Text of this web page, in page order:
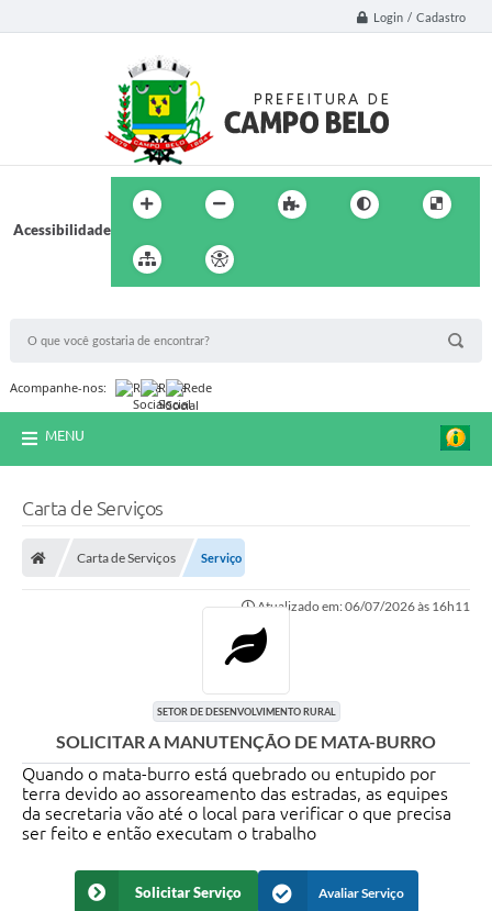
Login / Cadastro
Acessibilidade
Acompanhe-nos:
MENU
Carta de Serviços
Carta de Serviços Serviço
Atualizado em: 06/07/2026 às 16h11
SETOR DE DESENVOLVIMENTO RURAL
SOLICITAR A MANUTENÇÃO DE MATA-BURRO
Quando o mata-burro está quebrado ou entupido por
terra devido ao assoreamento das estradas, as equipes
da secretaria vão até o local para verificar o que precisa
ser feito e então executam o trabalho
Solicitar Serviço Avaliar Serviço